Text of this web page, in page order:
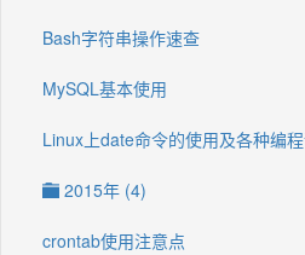
Bash字符串操作速查
MySQL基本使用
Linux上date命令的使用及各种编
2015年 (4)
crontab使用注意点